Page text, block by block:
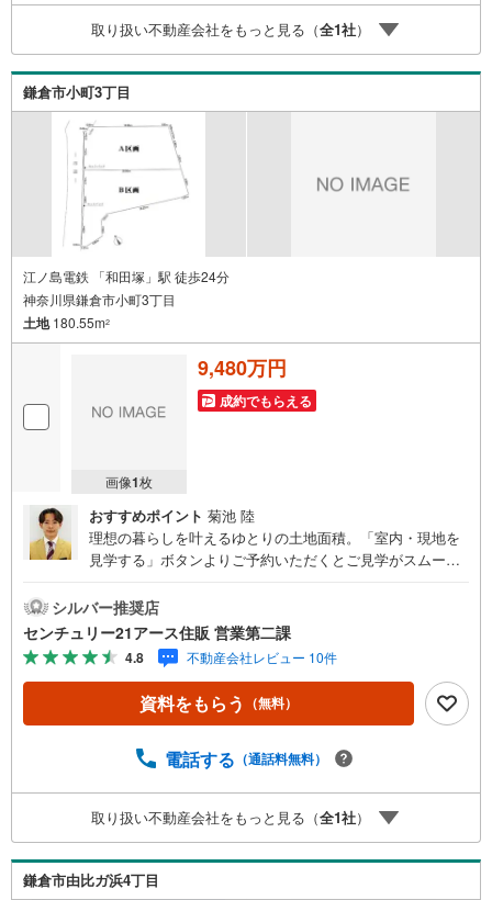
金額を長期間で返済する住宅ローンは優遇金利が0.1％変わ
るだけで、支払い総額に大きな変化が生じます。取引の多
い弊社は金融機関の特色、傾向、トレンドを熟知しており
ますので、お客様のニーズにあった金融機関をご紹介させ
て頂きます。
取り扱い不動産会社をもっと見る（全1社）
鎌倉市小町3丁目
江ノ島電鉄 「和田塚」駅 徒歩24分
神奈川県鎌倉市小町3丁目
土地180.55m2
画像1枚
9,480万円
成約でもらえる
おすすめポイント 菊池 陸
理想の暮らしを叶えるゆとりの土地面積。「室内・現地を
見学する」ボタンよりご予約いただくとご見学がスムーズ
センチュリオン獲得店舗◆全国約970店舗あるセンチュリー
21のお店。その中でも、アメリカ本部が設ける一定基準を
満たした、上位4％しか受賞できない賞。それが「センチュ
リオン」です。弊社はそのセンチュリオンを2002年から欠
かすことなく取り続けております。◆住宅ローン相談会◆
お客様にあった無理のない住宅ローンの試算やご購入の際
お買い物になりますので、しっかりとした資金計画のアド
金額を長期間で返済する住宅ローンは優遇金利が0.1％変わ
るだけで、支払い総額に大きな変化が生じます。取引の多
い弊社は金融機関の特色、傾向、トレンドを熟知しており
ますので、お客様のニーズにあった金融機関をご紹介させ
て頂きます。
シルバー推奨店
センチュリー21アース住販 営業第二課
4.8 不動産会社レビュー 10件
資料をもらう （無料）
電話する （通話料無料）
取り扱い不動産会社をもっと見る（全1社）
鎌倉市由比ガ浜4丁目